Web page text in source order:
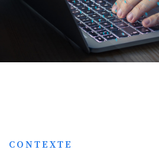
CONTEXTE